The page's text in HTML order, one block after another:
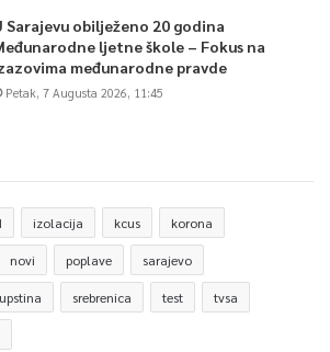
Sarajevu obilježeno 20 godina
ljetne škole – Fokus na
međunarodne pravde
Petak, 7 Augusta 2026, 11:45
izolacija kcus korona
novi poplave sarajevo
srebrenica test tvsa